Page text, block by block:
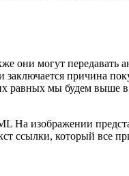
могут передавать
причина
мы будем выше
изображении
ссылки, который все